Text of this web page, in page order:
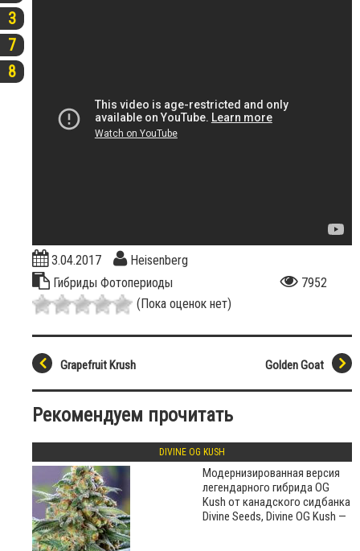
3
7
8
3.04.2017
Heisenberg
Гибриды Фотопериоды
7952
(Пока оценок нет)
Golden Goat
Grapefruit Krush
Рекомендуем прочитать
DIVINE OG KUSH
Модернизированная версия
легендарного гибрида OG
Kush от канадского сидбанка
Divine Seeds, Divine OG Kush —